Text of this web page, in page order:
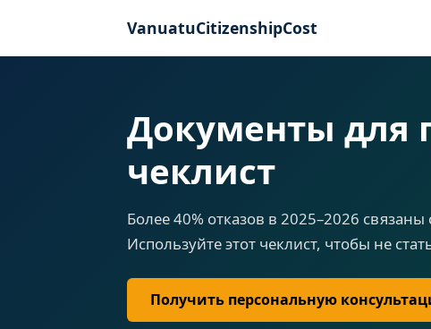
VanuatuCitizenshipCost
Документы для
чеклист
Более 40% отказов в 2025–2026
Используйте этот чеклист, чтобы не
Получить персональную